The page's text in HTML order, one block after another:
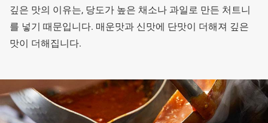
깊은 맛의 이유는, 당도가 높은 채소나 과일로 만든 처트니
를 넣기 때문입니다. 매운맛과 신맛에 단맛이 더해져 깊은
맛이 더해집니다.